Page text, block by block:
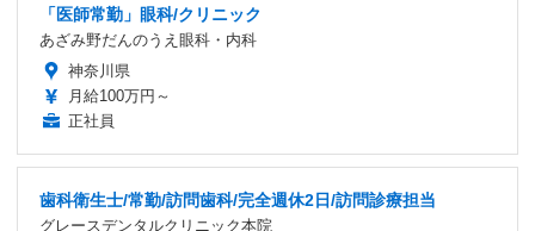
「医師常勤」眼科/クリニック
あざみ野だんのうえ眼科・内科
神奈川県
月給100万円～
正社員
歯科衛生士/常勤/訪問歯科/完全週休2日/訪問診療担当
グレースデンタルクリニック本院